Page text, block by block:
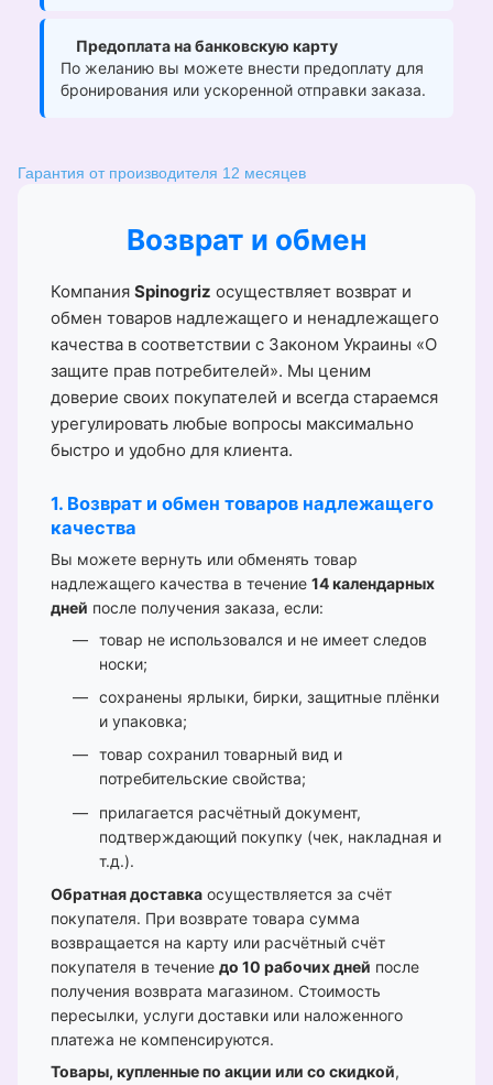
Предоплата на банковскую карту
По желанию вы можете внести предоплату для
бронирования или ускоренной отправки заказа.
Гарантия от производителя 12 месяцев
Возврат и обмен
Компания Spinogriz осуществляет возврат и
обмен товаров надлежащего и ненадлежащего
качества в соответствии с Законом Украины «О
защите прав потребителей». Мы ценим
доверие своих покупателей и всегда стараемся
урегулировать любые вопросы максимально
быстро и удобно для клиента.
1. Возврат и обмен товаров надлежащего
качества
Вы можете вернуть или обменять товар
надлежащего качества в течение 14 календарных
дней после получения заказа, если:
товар не использовался и не имеет следов
носки;
сохранены ярлыки, бирки, защитные плёнки
и упаковка;
товар сохранил товарный вид и
потребительские свойства;
прилагается расчётный документ,
подтверждающий покупку (чек, накладная и
т.д.).
Обратная доставка осуществляется за счёт
покупателя. При возврате товара сумма
возвращается на карту или расчётный счёт
покупателя в течение до 10 рабочих дней после
получения возврата магазином. Стоимость
пересылки, услуги доставки или наложенного
платежа не компенсируются.
Товары, купленные по акции или со скидкой,